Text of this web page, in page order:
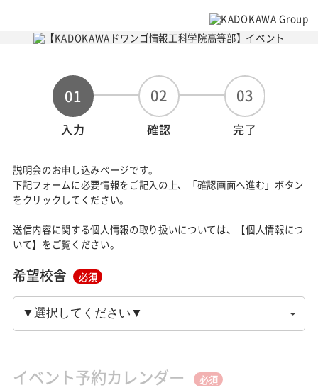
01
入力
02
確認
03
完了
説明会のお申し込みページです。
下記フォームに必要情報をご記入の上、「確認画面へ進む」ボタン
をクリックしてください。
送信内容に関する個人情報の取り扱いについては、【個人情報につ
いて】をご覧ください。
希望校舎 必須
イベント予約カレンダー 必須